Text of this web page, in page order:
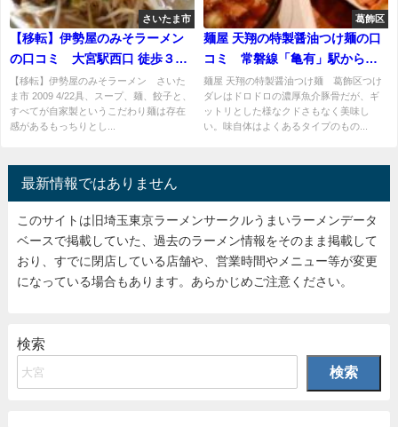
さいたま市
【移転】伊勢屋のみそラーメン
の口コミ 大宮駅西口 徒歩３０
分
【移転】伊勢屋のみそラーメン さいた
ま市 2009 4/22具、スープ、麺、餃子と、
すべてが自家製というこだわり麺は存在
感があるもっちりとし...
葛飾区
麺屋 天翔の特製醤油つけ麺の口
コミ 常磐線「亀有」駅から徒
歩1分ほど
麺屋 天翔の特製醤油つけ麺 葛飾区つけ
ダレはドロドロの濃厚魚介豚骨だが、ギ
ットリとした様なクドさもなく美味し
い。味自体はよくあるタイプのもの...
最新情報ではありません
このサイトは旧埼玉東京ラーメンサークルうまいラーメンデータ
ベースで掲載していた、過去のラーメン情報をそのまま掲載して
おり、すでに閉店している店舗や、営業時間やメニュー等が変更
になっている場合もあります。あらかじめご注意ください。
検索
検索